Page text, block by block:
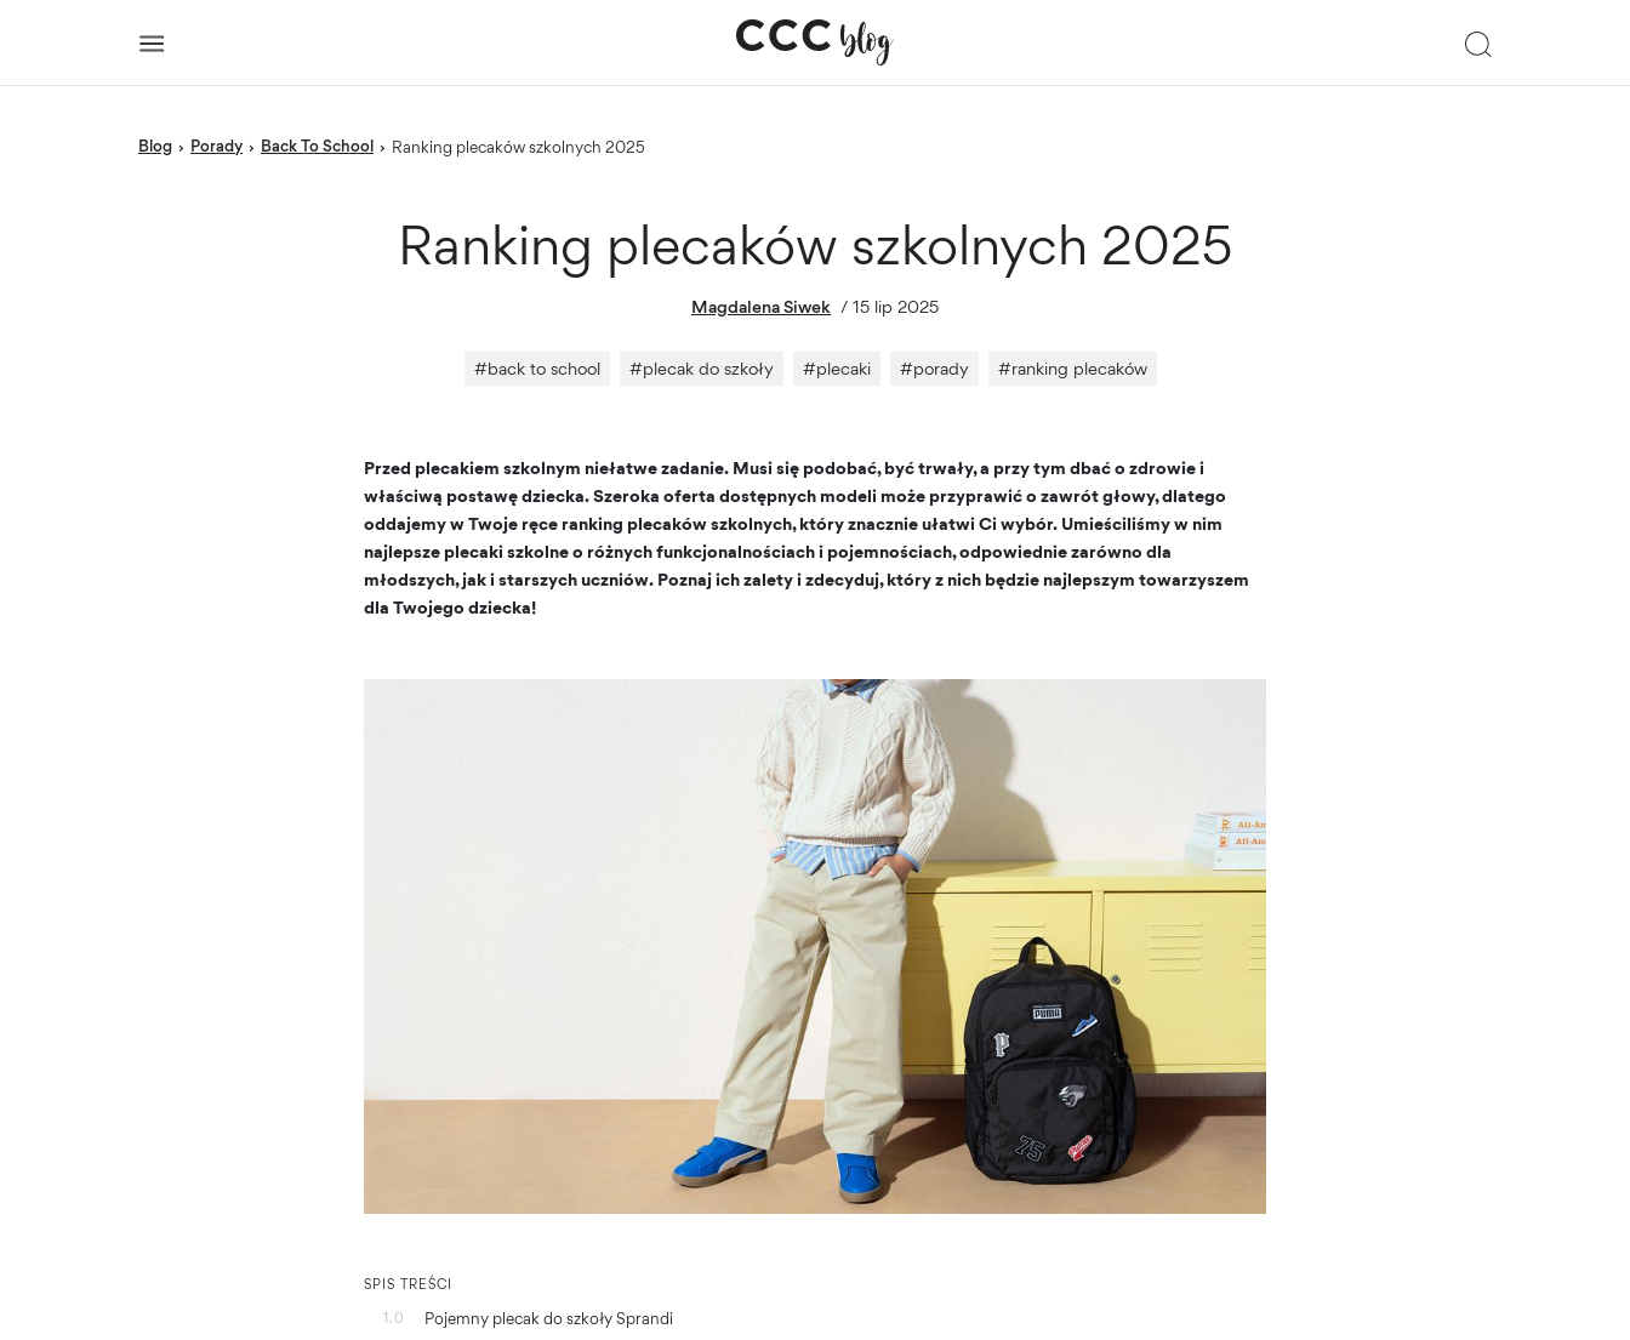
blog › porady › Back To School › Ranking plecaków szkolnych 2025
Ranking plecaków szkolnych 2025
Magdalena Siwek / 15 lip 2025
#back to school #plecak do szkoły #plecaki #porady #ranking plecaków
Przed plecakiem szkolnym niełatwe zadanie. Musi się podobać, być trwały, a przy tym dbać o zdrowie i
właściwą postawę dziecka. Szeroka oferta dostępnych modeli może przyprawić o zawrót głowy, dlatego
oddajemy w Twoje ręce ranking plecaków szkolnych, który znacznie ułatwi Ci wybór. Umieściliśmy w nim
najlepsze plecaki szkolne o różnych funkcjonalnościach i pojemnościach, odpowiednie zarówno dla
młodszych, jak i starszych uczniów. Poznaj ich zalety i zdecyduj, który z nich będzie najlepszym towarzyszem
dla Twojego dziecka!
SPIS TREŚCI
1.0
Pojemny plecak do szkoły Sprandi